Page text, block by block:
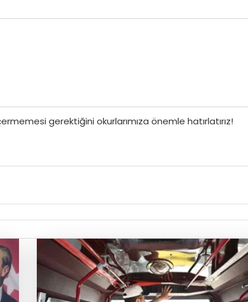
gerektiğini okurlarımıza önemle hatırlatırız!